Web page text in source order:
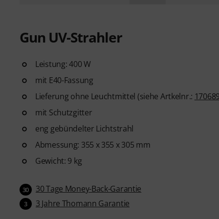
Gun UV-Strahler
Leistung: 400 W
mit E40-Fassung
Lieferung ohne Leuchtmittel (siehe Artkelnr.:
mit Schutzgitter
eng gebündelter Lichtstrahl
Abmessung: 355 x 355 x 305 mm
Gewicht: 9 kg
30 30 Tage Money-Back-Garantie
3 3 Jahre Thomann Garantie